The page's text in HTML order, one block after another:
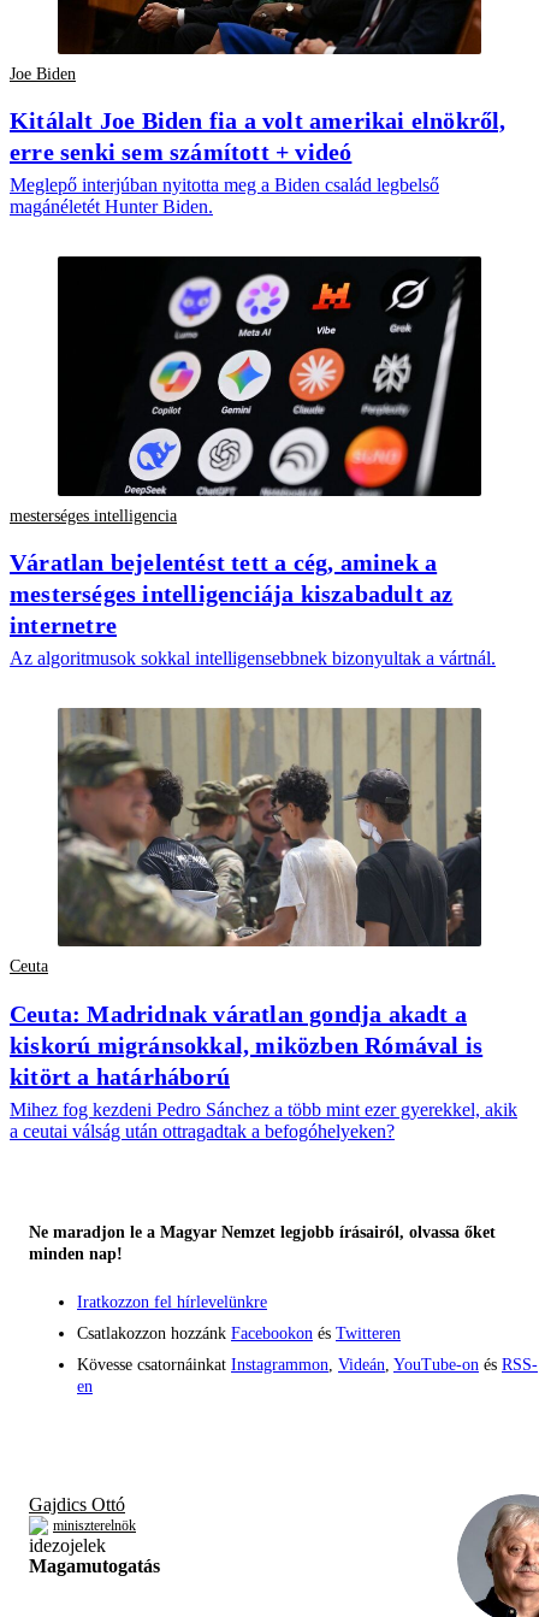
Joe Biden
Kitálalt Joe Biden fia a volt amerikai elnökről,
erre senki sem számított + videó
Meglepő interjúban nyitotta meg a Biden család legbelső
magánéletét Hunter Biden.
mesterséges intelligencia
Váratlan bejelentést tett a cég, aminek a
mesterséges intelligenciája kiszabadult az
internetre
Az algoritmusok sokkal intelligensebbnek bizonyultak a vártnál.
Ceuta
Ceuta: Madridnak váratlan gondja akadt a
kiskorú migránsokkal, miközben Rómával is
kitört a határháború
Mihez fog kezdeni Pedro Sánchez a több mint ezer gyerekkel, akik
a ceutai válság után ottragadtak a befogóhelyeken?
Ne maradjon le a Magyar Nemzet legjobb írásairól, olvassa őket
minden nap!
Iratkozzon fel hírlevelünkre
Csatlakozzon hozzánk Facebookon és Twitteren
Kövesse csatornáinkat Instagrammon Videán YouTube-on és RSS-
en
Gajdics Ottó
miniszterelnök
Magamutogatás